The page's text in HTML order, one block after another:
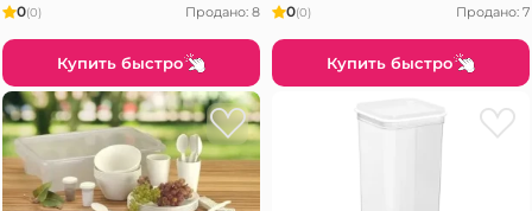
0(0) Продано: 8
Купить быстро
0(0) Продано: 7
Купить быстро